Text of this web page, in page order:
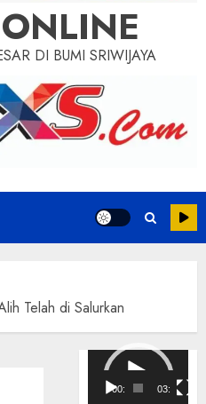
DI BUMI SRIWIJAYA
Telah di Salurkan
Pemutar
Video
00:00 03:08